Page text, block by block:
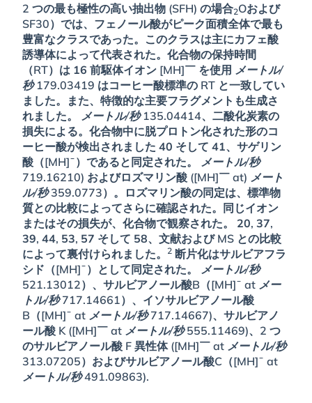
2 つの最も極性の高い抽出物 (SFH) の場合2Oおよび
SF30）では、フェノール酸がピーク面積全体で最も
豊富なクラスであった。このクラスは主にカフェ酸
誘導体によって代表された。化合物の保持時間
（RT）は 16 前駆体イオン [MH]￣ を使用 メートル/
秒179.03419 はコーヒー酸標準の RT と一致してい
ました。また、特徴的な主要フラグメントも生成さ
れました。
メートル/秒135.04414、二酸化炭素の
損失による。化合物中に脱プロトン化された形のコ
ーヒー酸が検出されました40 そして41、サゲリン
酸（[MH]¯）であると同定された。
メートル/秒
719.16210) およびロズマリン酸 ([MH]￣ at) メート
ル/秒359.0773）。ロズマリン酸の同定は、標準物
質との比較によってさらに確認された。同じイオン
またはその損失が、化合物で観察された。 20,37,
39,44, 53, 57 そして 58、文献および MS との比較
によって裏付けられました。2 断片化はサルビアフラ
シド（[MH]¯）として同定された。
メートル/秒
521.13012）、サルビアノール酸B（[MH]¯ at メー
トル/秒717.14661）、イソサルビアノール酸
B（[MH]¯ at メートル/秒717.14667)、サルビアノ
ール酸 K ([MH]￣ at メートル/秒555.11469)、2 つ
のサルビアノール酸 F 異性体 ([MH]￣ at メートル/秒
313.07205）およびサルビアノール酸C（[MH]¯ at
メートル/秒491.09863).